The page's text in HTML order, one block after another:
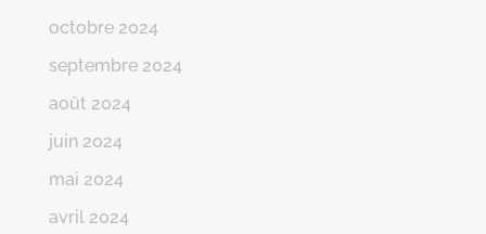
octobre 2024
septembre 2024
août 2024
juin 2024
mai 2024
avril 2024